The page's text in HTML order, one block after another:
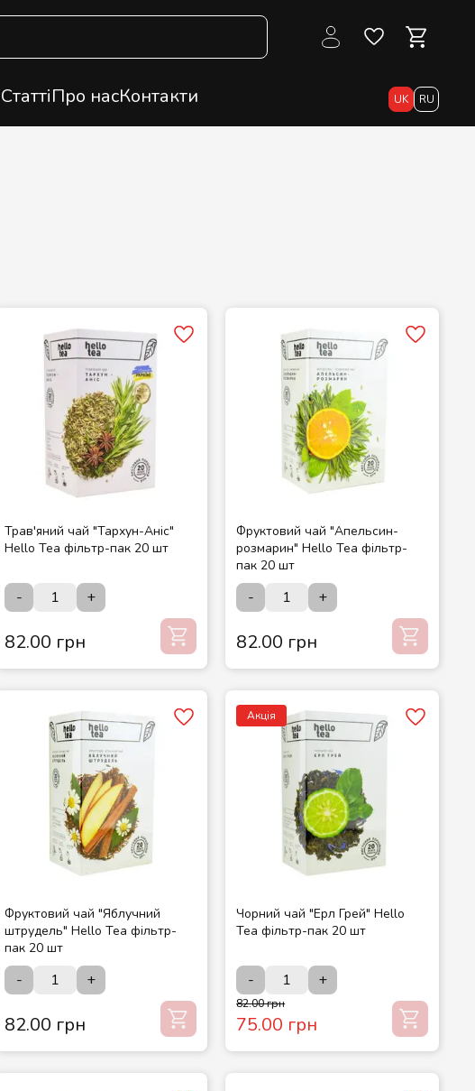
СтаттіПро насКонтакти UK RU
Трав'яний чай "Тархун-Аніс"
Hello Tea фільтр-пак 20 шт
- +
82.00 грн
Фруктовий чай "Апельсин-
розмарин" Hello Tea фільтр-
пак 20 шт
- +
82.00 грн
Фруктовий чай "Яблучний
штрудель" Hello Tea фільтр-
пак 20 шт
- +
82.00 грн
Акція
Чорний чай "Ерл Грей" Hello
Tea фільтр-пак 20 шт
- +
82.00 грн
75.00 грн